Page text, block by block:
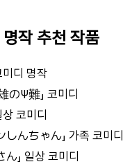
작 추천 작품
미디 명작
のΨ難」 코미디
상 코미디
しんちゃん」 가족 코미디
ん」 일상 코미디